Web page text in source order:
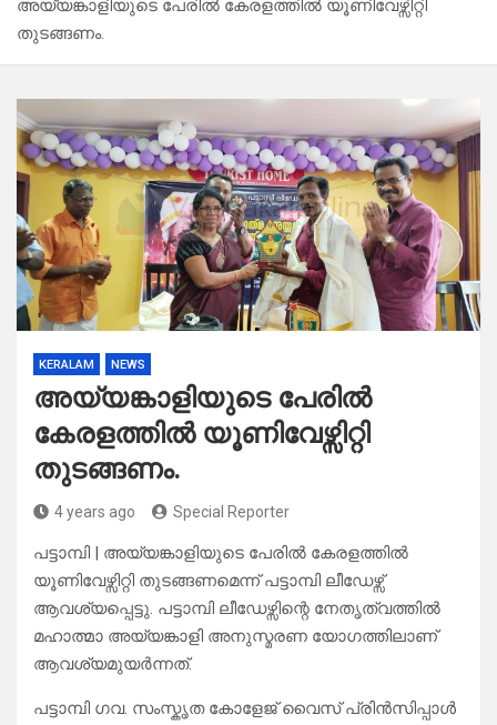
അയ്യങ്കാളിയുടെ പേരിൽ കേരളത്തിൽ യൂണിവേഴ്സിറ്റി
തുടങ്ങണം.
KERALAM NEWS
അയ്യങ്കാളിയുടെ പേരിൽ
കേരളത്തിൽ യൂണിവേഴ്സിറ്റി
തുടങ്ങണം.
4 years ago Special Reporter
പട്ടാമ്പി | അയ്യങ്കാളിയുടെ പേരിൽ കേരളത്തിൽ
യൂണിവേഴ്സിറ്റി തുടങ്ങണമെന്ന് പട്ടാമ്പി ലീഡേഴ്സ്
ആവശ്യപ്പെട്ടു. പട്ടാമ്പി ലീഡേഴ്സിന്റെ നേതൃത്വത്തിൽ
മഹാത്മാ അയ്യങ്കാളി അനുസ്മരണ യോഗത്തിലാണ്
ആവശ്യമുയർന്നത്.
പട്ടാമ്പി ഗവ. സംസ്കൃത കോളേജ് വൈസ് പ്രിൻസിപ്പാൾ